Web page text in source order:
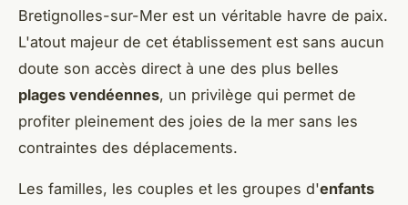
Bretignolles-sur-Mer est un véritable havre de paix.
L'atout majeur de cet établissement est sans aucun
doute son accès direct à une des plus belles
plages vendéennes, un privilège qui permet de
profiter pleinement des joies de la mer sans les
contraintes des déplacements.
Les familles, les couples et les groupes d'enfants